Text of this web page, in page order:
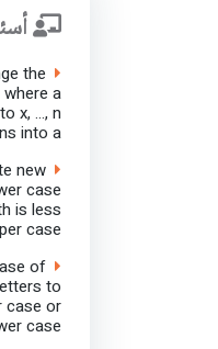
the
a
x, ..., n
into a
new
case
is less
case
of
to
case or
case